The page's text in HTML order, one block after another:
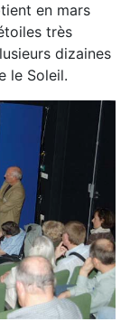
en mars
très
dizaines
le Soleil.